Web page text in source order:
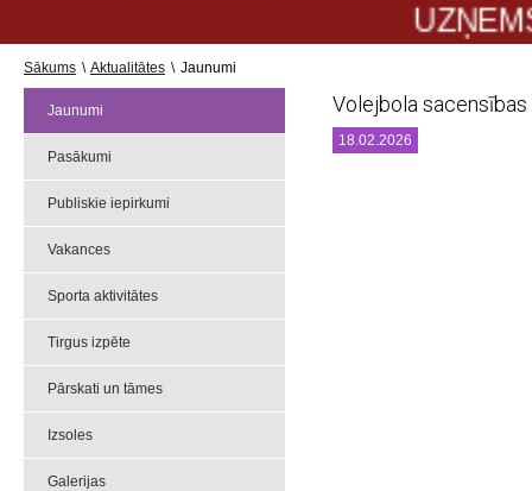
Sākums \ Aktualitātes \ Jaunumi
Jaunumi
Pasākumi
Publiskie iepirkumi
Vakances
Sporta aktivitātes
Tirgus izpēte
Pārskati un tāmes
Izsoles
Galerijas
Volejbola
18.02.2026